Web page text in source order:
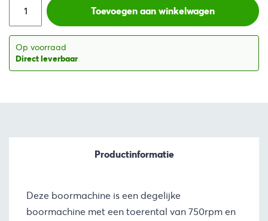
Toevoegen aan winkelwagen
Op voorraad
Direct leverbaar
Productinformatie
Deze boormachine is een degelijke
boormachine met een toerental van 750rpm en